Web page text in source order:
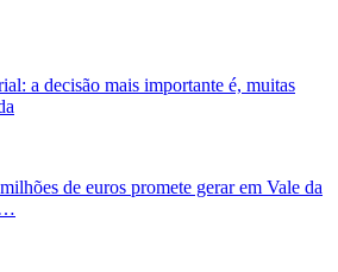
a decisão mais importante é, muitas
de euros promete gerar em Vale da